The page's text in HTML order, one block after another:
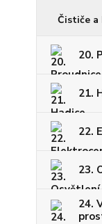
Čističe a
20.
21.
22.
23.
24.